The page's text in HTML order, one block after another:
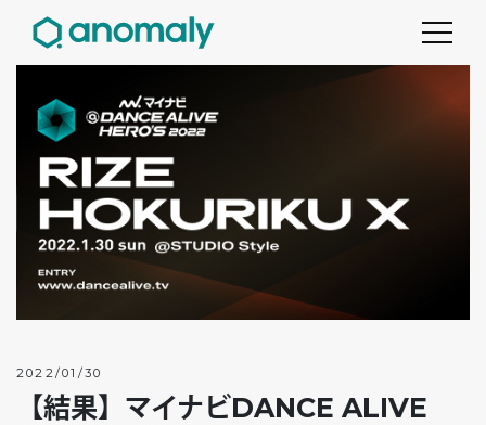
2022/01/30
【結果】マイナビDANCE ALIVE